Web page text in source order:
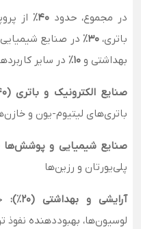
در مجموع، حدود۴۰٪
از
باتری،۳۰٪ در صنایع
بهداشتی و ۱۰٪ در سایر
صنایع الکترونیک و باتری (۴۰٪):
باتری‌های لیتیوم-یون و
صنایع شیمیایی و پوشش‌ها
پلی‌یورتان و رزین‌ها
آرایشی و بهداشتی (۲۰٪):
لوسیون‌ها، بهبوددهنده